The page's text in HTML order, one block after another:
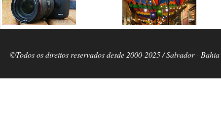
©Todos os direitos reservados desde 2000-2025 / Salvador -